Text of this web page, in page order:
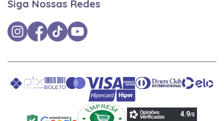
Siga Nossas Redes